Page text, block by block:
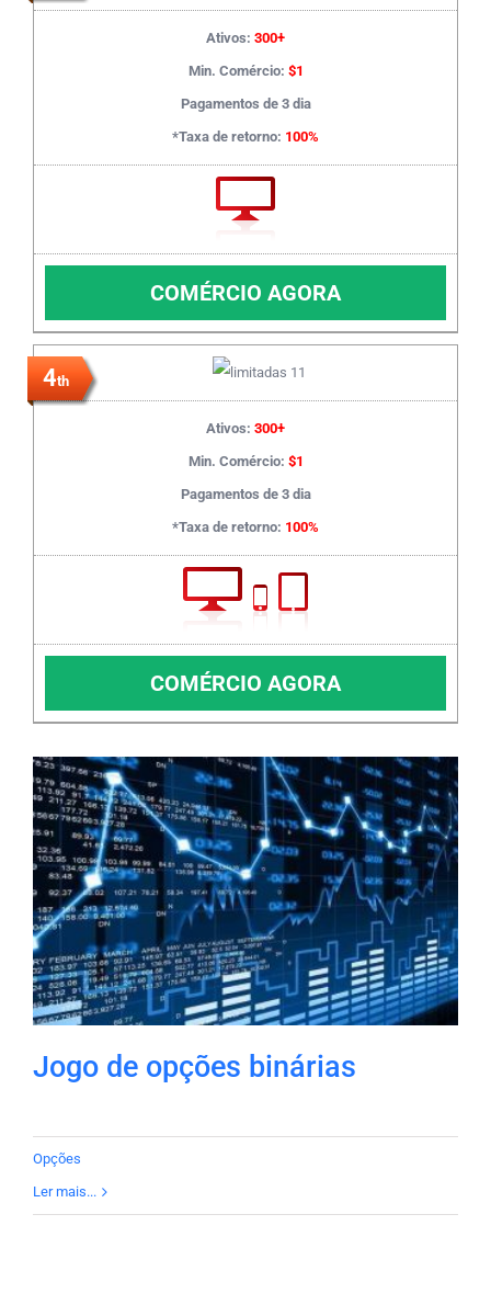
Ativos: 300+
Min. Comércio: $1
Pagamentos de 3 dia
*Taxa de retorno: 100%
COMÉRCIO AGORA
4th
Ativos: 300+
Min. Comércio: $1
Pagamentos de 3 dia
*Taxa de retorno: 100%
COMÉRCIO AGORA
Jogo de opções binárias
Opções
Ler mais...